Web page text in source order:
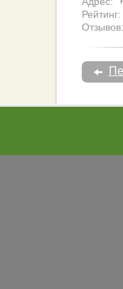
Рейтинг:
Отзывов: